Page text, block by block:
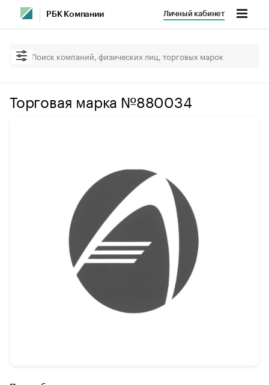
РБК Компании Личный кабинет
Торговая марка №880034